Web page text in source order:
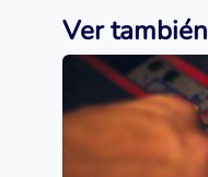
Ver también